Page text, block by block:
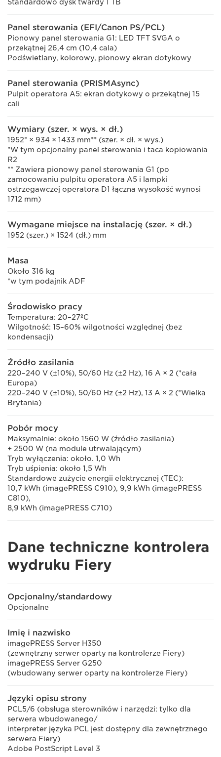
Standardowo dysk twardy 1 TB
Panel sterowania (EFI/Canon PS/PCL)
Pionowy panel sterowania G1: LED TFT SVGA o
przekątnej 26,4 cm (10,4 cala)
Podświetlany, kolorowy, pionowy ekran dotykowy
Panel sterowania (PRISMAsync)
Pulpit operatora A5: ekran dotykowy o przekątnej 15
cali
Wymiary (szer. × wys. × dł.)
1952* × 934 × 1433 mm** (szer. × dł. × wys.)
*W tym opcjonalny panel sterowania i taca kopiowania
R2
** Zawiera pionowy panel sterowania G1 (po
zamocowaniu pulpitu operatora A5 i lampki
ostrzegawczej operatora D1 łączna wysokość wynosi
1712 mm)
Wymagane miejsce na instalację (szer. × dł.)
1952 (szer.) × 1524 (dł.) mm
Masa
Około 316 kg
*w tym podajnik ADF
Środowisko pracy
Temperatura: 20–27ºC
Wilgotność: 15–60% wilgotności względnej (bez
kondensacji)
Źródło zasilania
220–240 V (±10%), 50/60 Hz (±2 Hz), 16 A × 2 (*cała
Europa)
220–240 V (±10%), 50/60 Hz (±2 Hz), 13 A × 2 (*Wielka
Brytania)
Pobór mocy
Maksymalnie: około 1560 W (źródło zasilania)
+ 2500 W (na module utrwalającym)
Tryb wyłączenia: około. 1,0 Wh
Tryb uśpienia: około 1,5 Wh
Standardowe zużycie energii elektrycznej (TEC):
10,7 kWh (imagePRESS C910), 9,9 kWh (imagePRESS
C810),
8,9 kWh (imagePRESS C710)
Dane techniczne kontrolera
wydruku Fiery
Opcjonalny/standardowy
Opcjonalne
Imię i nazwisko
imagePRESS Server H350
(zewnętrzny serwer oparty na kontrolerze Fiery)
imagePRESS Server G250
(wbudowany serwer oparty na kontrolerze Fiery)
Języki opisu strony
PCL5/6 (obsługa sterowników i narzędzi: tylko dla
serwera wbudowanego/
interpreter języka PCL jest dostępny dla zewnętrznego
serwera Fiery)
Adobe PostScript Level 3